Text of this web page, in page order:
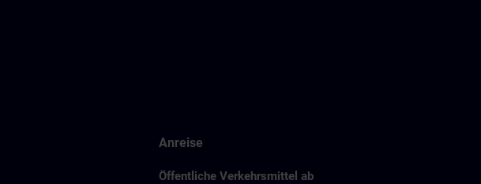
Anreise
Öffentliche Verkehrsmittel ab